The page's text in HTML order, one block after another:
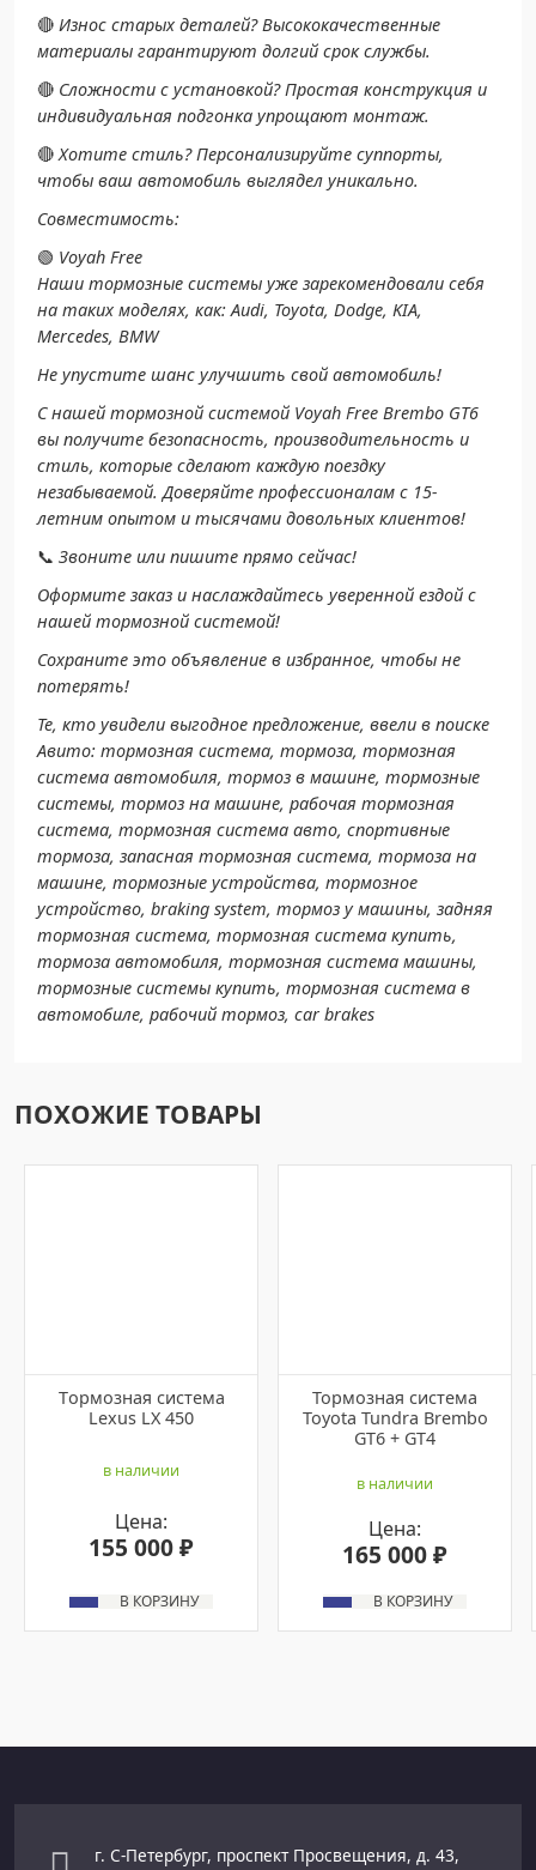
🔴 Износ старых деталей? Высококачественные
материалы гарантируют долгий срок службы.
🔴 Сложности с установкой? Простая конструкция и
индивидуальная подгонка упрощают монтаж.
🔴Хотите стиль? Персонализируйте суппорты,
чтобы ваш автомобиль выглядел уникально.
Совместимость:
🟢 Voyah Free
Наши тормозные системы уже зарекомендовали себя
на таких моделях, как: Audi, Toyota, Dodge, KIA,
Mercedes, BMW
Не упустите шанс улучшить свой автомобиль!
С нашей тормозной системой Voyah Free Brembo GT6
вы получите безопасность, производительность и
стиль, которые сделают каждую поездку
незабываемой. Доверяйте профессионалам с 15-
летним опытом и тысячами довольных клиентов!
📞 Звоните или пишите прямо сейчас!
Оформите заказ и наслаждайтесь уверенной ездой с
нашей тормозной системой!
Сохраните это объявление в избранное, чтобы не
потерять!
Те, кто увидели выгодное предложение, ввели в поиске
Авито: тормозная система, тормоза, тормозная
система автомобиля, тормоз в машине, тормозные
системы, тормоз на машине, рабочая тормозная
система, тормозная система авто, спортивные
тормоза, запасная тормозная система, тормоза на
машине, тормозные устройства, тормозное
устройство, braking system, тормоз у машины, задняя
тормозная система, тормозная система купить,
тормоза автомобиля, тормозная система машины,
тормозные системы купить, тормозная система в
автомобиле, рабочий тормоз, car brakes
ПОХОЖИЕ ТОВАРЫ
Tормозная cистeма
Lехus LX 450
в наличии
Цена:
155 000 ₽
В КОРЗИНУ
Тормозная система
Toyota Tundra Brembo
GT6 + GT4
в наличии
Цена:
165 000 ₽
В КОРЗИНУ
г. С-Петербург, проспект Просвещения, д. 43,